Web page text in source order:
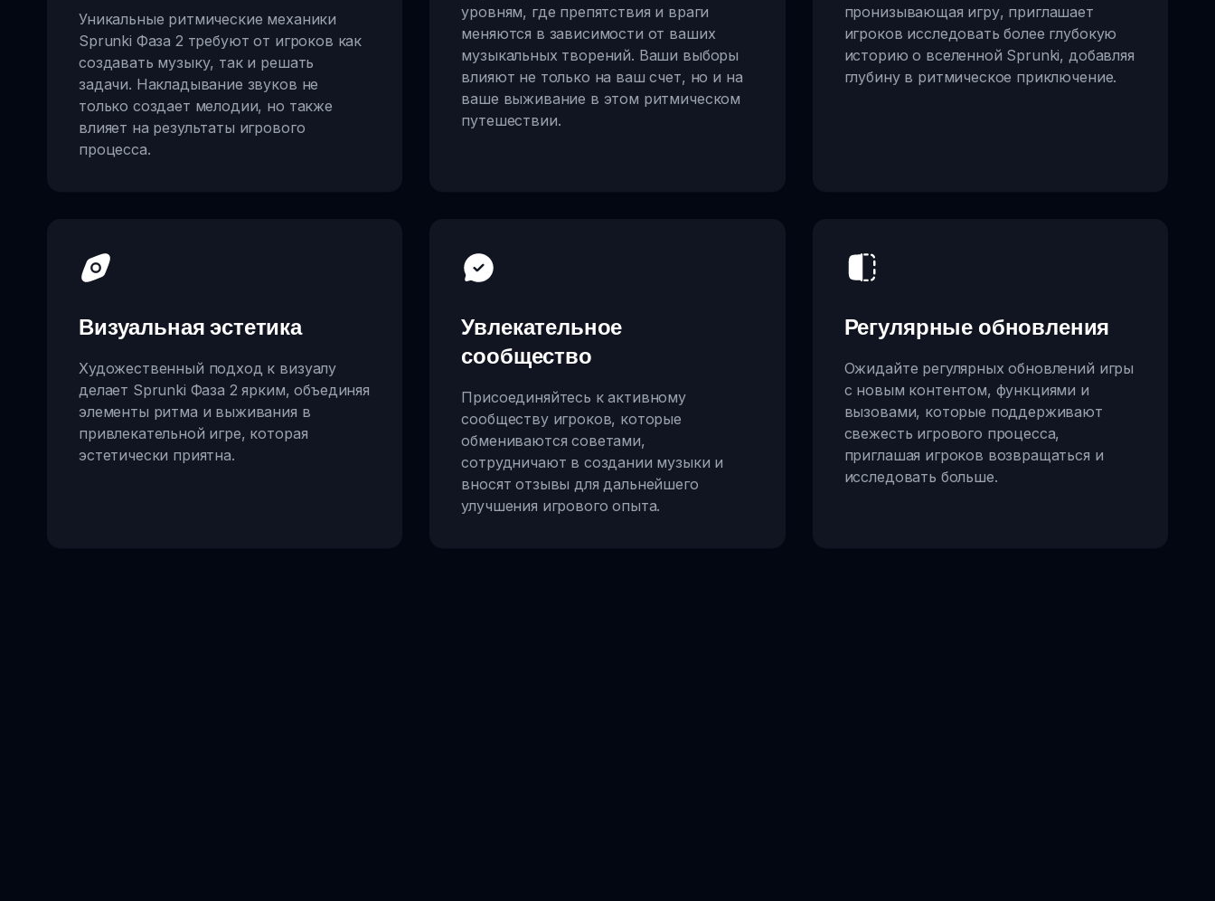
Уникальные ритмические механики
Sprunki Фаза 2 требуют от игроков как
создавать музыку, так и решать
задачи. Накладывание звуков не
только создает мелодии, но также
влияет на результаты игрового
процесса.
уровням, где препятствия и враги
меняются в зависимости от ваших
музыкальных творений. Ваши выборы
влияют не только на ваш счет, но и на
ваше выживание в этом ритмическом
путешествии.
пронизывающая игру, приглашает
игроков исследовать более глубокую
историю о вселенной Sprunki, добавляя
глубину в ритмическое приключение.
Визуальная эстетика
Художественный подход к визуалу
делает Sprunki Фаза 2 ярким, объединяя
элементы ритма и выживания в
привлекательной игре, которая
эстетически приятна.
Увлекательное
сообщество
Присоединяйтесь к активному
сообществу игроков, которые
обмениваются советами,
сотрудничают в создании музыки и
вносят отзывы для дальнейшего
улучшения игрового опыта.
Регулярные обновления
Ожидайте регулярных обновлений игры
с новым контентом, функциями и
вызовами, которые поддерживают
свежесть игрового процесса,
приглашая игроков возвращаться и
исследовать больше.